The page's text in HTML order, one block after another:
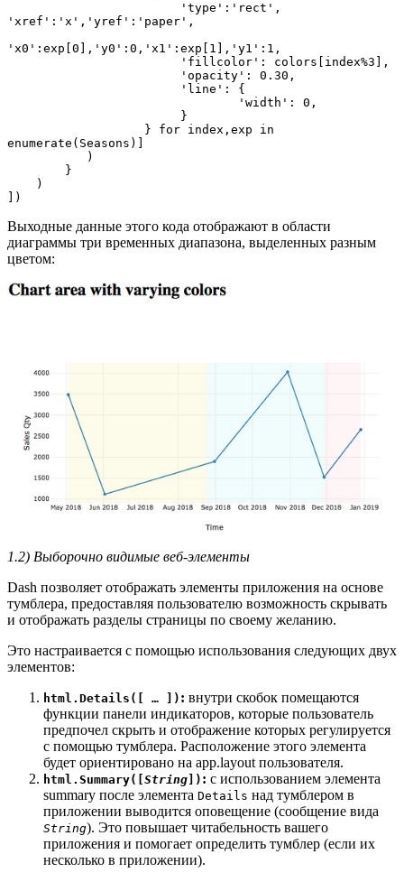
'xref':'x','yref':'paper',
'x0':exp[0],'y0':0,'x1':exp[1],'y1':1,
enumerate(Seasons)]
])
Выходные данные этого кода отображают в области
диаграммы три временных диапазона, выделенных разным
цветом:
1.2) Выборочно видимые веб-элементы
Dash позволяет отображать элементы приложения на основе
тумблера, предоставляя пользователю возможность скрывать
и отображать разделы страницы по своему желанию.
Это настраивается с помощью использования следующих двух
элементов:
html.Details([ … ]) : внутри скобок помещаются
функции панели индикаторов, которые пользователь
предпочел скрыть и отображение которых регулируется
с помощью тумблера. Расположение этого элемента
будет ориентировано на app.layout пользователя.
html.Summary([ String ]) : с использованием элемента
summary после элемента Details над тумблером в
приложении выводится оповещение (сообщение вида
String). Это повышает читабельность вашего
приложения и помогает определить тумблер (если их
несколько в приложении).